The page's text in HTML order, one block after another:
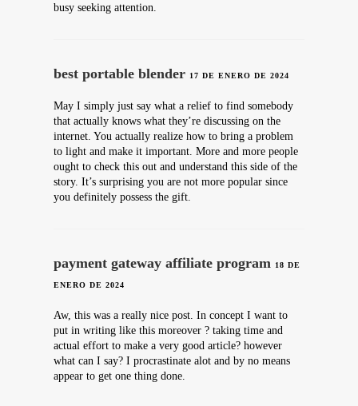
busy seeking attention.
best portable blender 17 DE ENERO DE 2024
May I simply just say what a relief to find somebody
that actually knows what they’re discussing on the
internet. You actually realize how to bring a problem
to light and make it important. More and more people
ought to check this out and understand this side of the
story. It’s surprising you are not more popular since
you definitely possess the gift.
payment gateway affiliate program 18 DE
ENERO DE 2024
Aw, this was a really nice post. In concept I want to
put in writing like this moreover ? taking time and
actual effort to make a very good article? however
what can I say? I procrastinate alot and by no means
appear to get one thing done.